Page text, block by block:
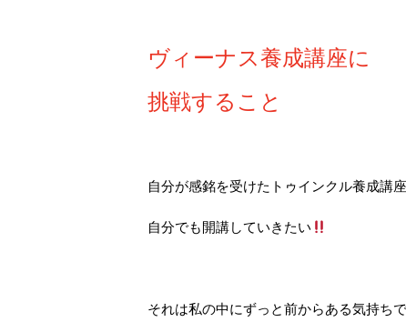
ヴィーナス養成講座に
挑戦すること
自分が感銘を受けたトゥインクル養成講
自分でも開講していきたい
それは私の中にずっと前からある気持ち